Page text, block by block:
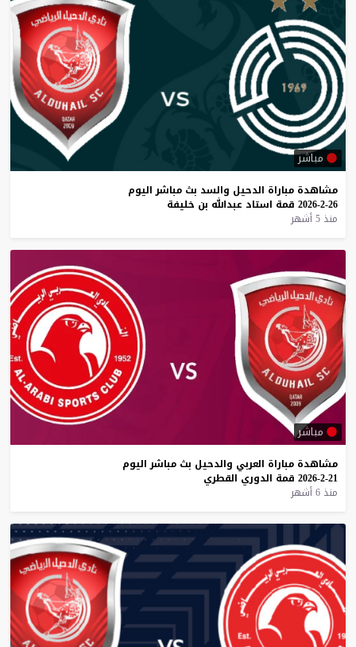
مباشر
مشاهدة مباراة الدحيل والسد بث مباشر اليوم
26-2-2026
قمة استاد عبدالله بن خليفة
منذ 5 أشهر
مباشر
مشاهدة مباراة العربي والدحيل بث مباشر اليوم
21-2-2026
قمة الدوري القطري
منذ 6 أشهر